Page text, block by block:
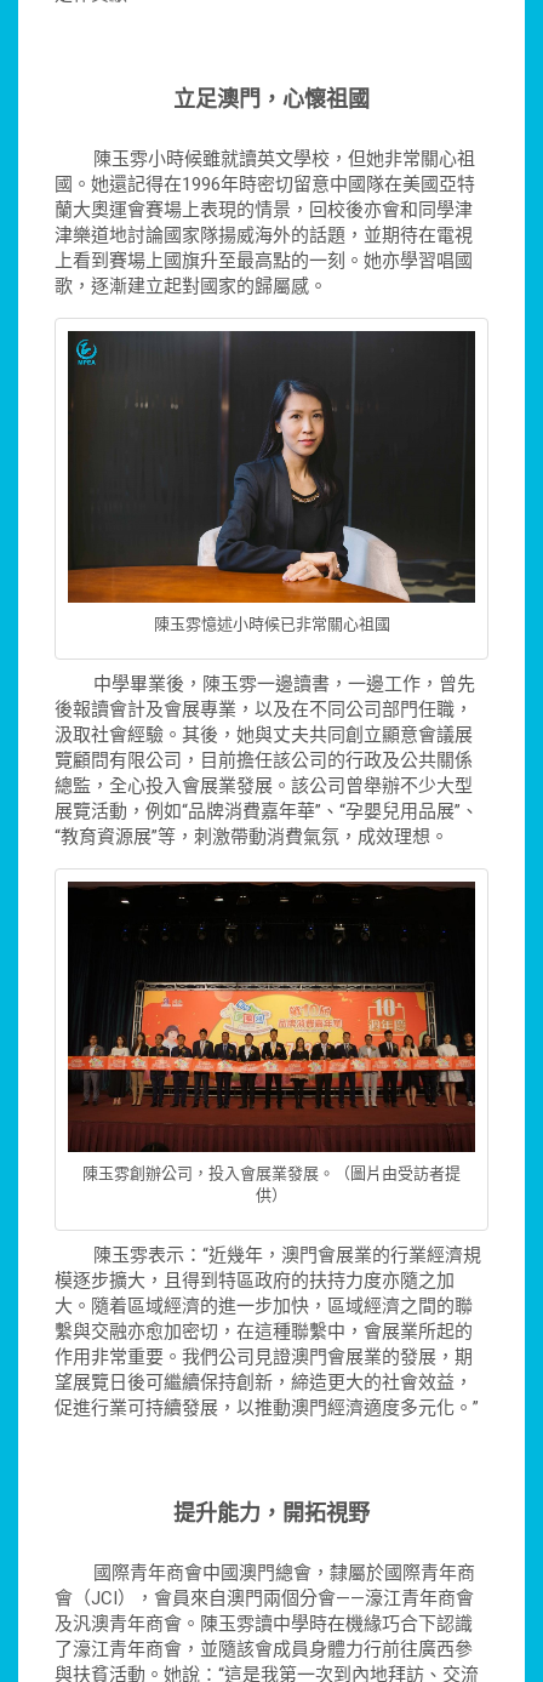
立足澳門，心懷祖國
陳玉雰小時候雖就讀英文學校，但她非常關心祖
國。她還記得在1996年時密切留意中國隊在美國亞特
蘭大奧運會賽場上表現的情景，回校後亦會和同學津
津樂道地討論國家隊揚威海外的話題，並期待在電視
上看到賽場上國旗升至最高點的一刻。她亦學習唱國
歌，逐漸建立起對國家的歸屬感。
陳玉雰憶述小時候已非常關心祖國
中學畢業後，陳玉雰一邊讀書，一邊工作，曾先
後報讀會計及會展專業，以及在不同公司部門任職，
汲取社會經驗。其後，她與丈夫共同創立顯意會議展
覽顧問有限公司，目前擔任該公司的行政及公共關係
總監，全心投入會展業發展。該公司曾舉辦不少大型
展覽活動，例如“品牌消費嘉年華”、“孕嬰兒用品展”、
“教育資源展”等，刺激帶動消費氣氛，成效理想。
陳玉雰創辦公司，投入會展業發展。（圖片由受訪者提
供）
陳玉雰表示：“近幾年，澳門會展業的行業經濟規
模逐步擴大，且得到特區政府的扶持力度亦隨之加
大。隨着區域經濟的進一步加快，區域經濟之間的聯
繫與交融亦愈加密切，在這種聯繫中，會展業所起的
作用非常重要。我們公司見證澳門會展業的發展，期
望展覽日後可繼續保持創新，締造更大的社會效益，
促進行業可持續發展，以推動澳門經濟適度多元化。”
提升能力，開拓視野
國際青年商會中國澳門總會，隸屬於國際青年商
會（JCI），會員來自澳門兩個分會——濠江青年商會
及汎澳青年商會。陳玉雰讀中學時在機緣巧合下認識
了濠江青年商會，並隨該會成員身體力行前往廣西參
與扶貧活動。她說：“這是我第一次到內地拜訪、交流